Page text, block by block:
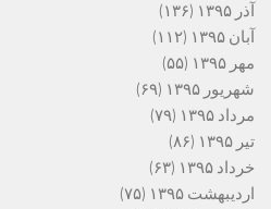
آذر ۱۳۹۵
(۱۳۶)
آبان ۱۳۹۵
(۱۱۲)
مهر ۱۳۹۵
(۵۵)
شهریور ۱۳۹۵
(۶۹)
مرداد ۱۳۹۵
(۷۹)
تیر ۱۳۹۵
(۸۶)
خرداد ۱۳۹۵
(۶۳)
اردیبهشت ۱۳۹۵
(۷۵)